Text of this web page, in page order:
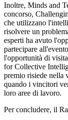
Inoltre, Minds and
concorso,
che utilizzano
risolvere un
esperti ha avuto
partecipare
l'opportunità di
for Collective
premio risiede nella
quando i vincitori
loro aree di lavoro.
Per concludere, il